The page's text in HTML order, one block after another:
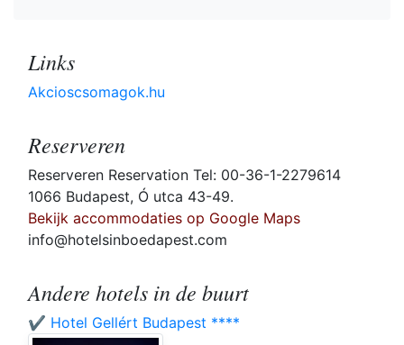
Links
Akcioscsomagok.hu
Reserveren
Reserveren Reservation Tel: 00-36-1-2279614
1066 Budapest, Ó utca 43-49.
Bekijk accommodaties op Google Maps
info@hotelsinboedapest.com
Andere hotels in de buurt
✔️ Hotel Gellért Budapest ****